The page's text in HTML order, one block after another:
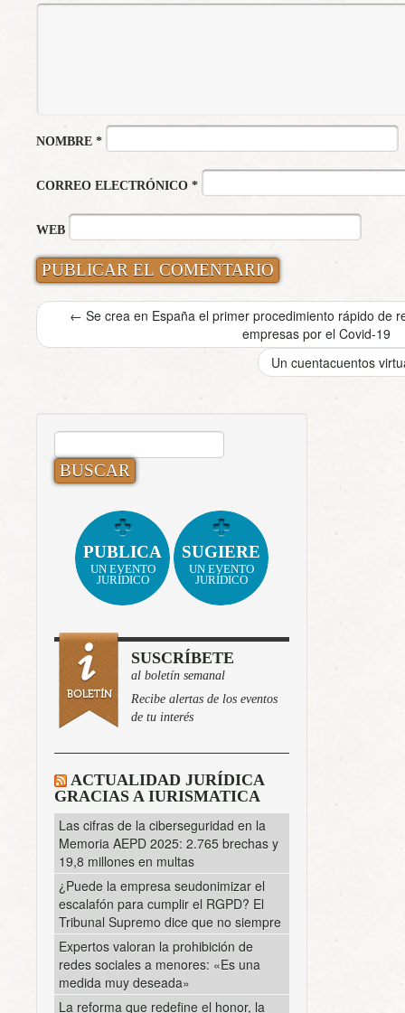
NOMBRE *
CORREO ELECTRÓNICO *
WEB
← Se crea en España el primer procedimiento rápido de
empresas por el Covid-19
Un cuentacuentos
BUSCAR:
PUBLICA
UN EVENTO
JURÍDICO
SUGIERE
UN EVENTO
JURÍDICO
SUSCRÍBETE
al boletín semanal
Recibe alertas de los eventos
de tu interés
ACTUALIDAD JURÍDICA
GRACIAS A IURISMATICA
Las cifras de la ciberseguridad en la
Memoria AEPD 2025: 2.765 brechas y
19,8 millones en multas
¿Puede la empresa seudonimizar el
escalafón para cumplir el RGPD? El
Tribunal Supremo dice que no siempre
Expertos valoran la prohibición de
redes sociales a menores: «Es una
medida muy deseada»
La reforma que redefine el honor, la